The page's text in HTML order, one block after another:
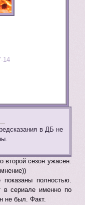
14
в ДБ не
второй сезон ужасен.
полностью.
в сериале именно по
не был. Факт.